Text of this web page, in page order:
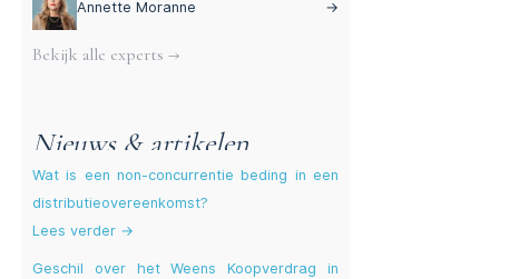
Annette Moranne →
Bekijk alle experts →
Nieuws & artikelen
Wat is een non-concurrentie beding in een
distributieovereenkomst?
Lees verder →
Geschil over het Weens Koopverdrag in